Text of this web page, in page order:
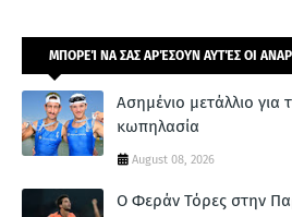
ΜΠΟΡΕΊ ΝΑ ΣΑΣ ΑΡΈΣΟΥΝ ΑΥΤΈΣ ΟΙ
Ασημένιο μετάλλιο για
κωπηλασία
August 08, 2026
Ο Φεράν Τόρες στην